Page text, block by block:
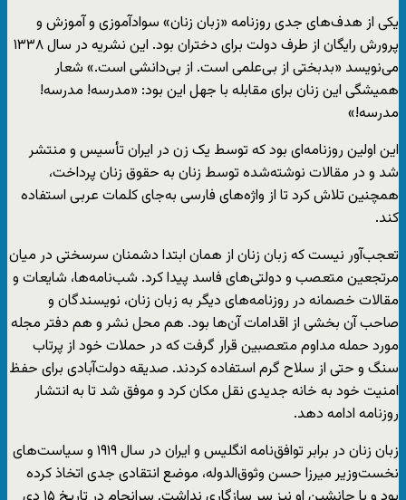
یکی از هدف‌های جدی روزنامه‌ «زبان زنان» سوادآموزی و آموزش و
پرورش رایگان از طرف دولت برای دختران بود. این نشریه در سال ۱۳۳۸
می‌نویسد «بدبختی از بی‌علمی است. از بی‌دانشی است.» شعار
همیشگی این زنان برای مقابله با جهل این بود: «مدرسه! مدرسه!
مدرسه!»
این اولین روزنامه‌ای بود که توسط یک زن در ایران تأسیس و منتشر
شد و در مقالات نوشته‌شده توسط زنان به حقوق زنان پرداخت،
همچنین تلاش کرد تا از واژه‌های فارسی به‌جای کلمات عربی استفاده
کند.
تعجب‌آور نیست که زبان زنان از همان ابتدا دشمنان سرسختی در میان
مرتجعین متعصب و دولتی‌های فاسد پیدا کرد. شب‌نامه‌ها، شایعات و
مقالات خصمانه در روزنامه‌های دیگر به زبان زنان، نویسندگان و
صاحب آن بخشی از اقدامات آن‌ها بود. هم محل نشر و هم دفتر مجله
مورد حمله مداوم متعصبین قرار گرفت که در حملات خود از پرتاب
سنگ و حتی از سلاح گرم استفاده کردند. صدیقه دولت‌آبادی برای حفظ
امنیت خود به خانه جدیدی نقل مکان کرد و موفق شد تا به انتشار
روزنامه ادامه دهد.
زبان زنان در برابر توافق‌نامه انگلیس و ایران در سال ۱۹۱۹ و سیاست‌های
نخست‌وزیر میرزا حسن وثوق‌الدوله، موضع انتقادی جدی اتخاذ کرده